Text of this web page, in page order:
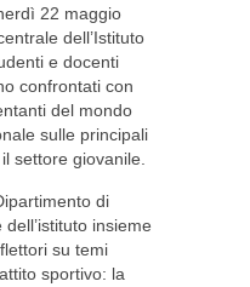
22 maggio
dell’Istituto
e docenti
confrontati con
del mondo
sulle principali
settore giovanile.
di
insieme
su temi
sportivo: la